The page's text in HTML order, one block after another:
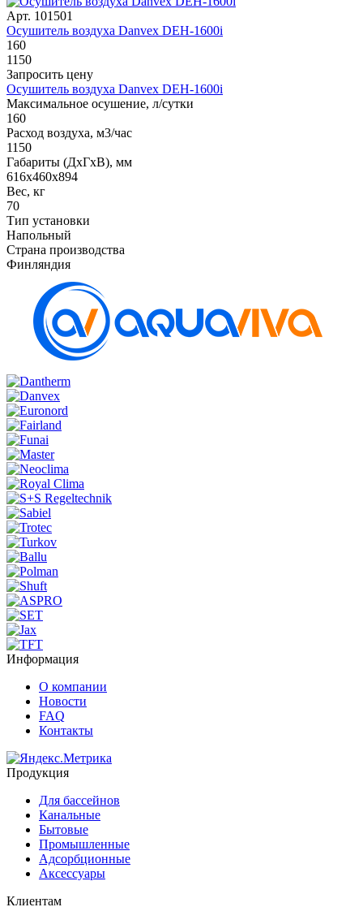
Арт. 101501
Осушитель воздуха Danvex DEH-1600i
160
1150
Запросить цену
Осушитель воздуха Danvex DEH-1600i
Максимальное осушение, л/сутки
160
Расход воздуха, м3/час
1150
Габариты (ДxГxВ), мм
616x460x894
Вес, кг
70
Тип установки
Напольный
Страна производства
Финляндия
Информация
О компании
Новости
FAQ
Контакты
Продукция
Для бассейнов
Канальные
Бытовые
Промышленные
Адсорбционные
Аксессуары
Клиентам